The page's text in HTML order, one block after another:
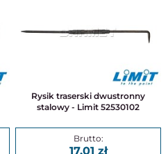
Rysik traserski dwustronny
stalowy - Limit 52530102
17,01